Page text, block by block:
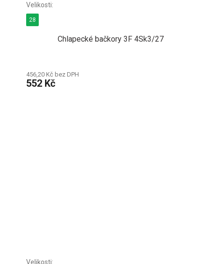
Chlapecké bačkory 3F 4Sk3/27
456,20 Kč bez DPH
552 Kč
28